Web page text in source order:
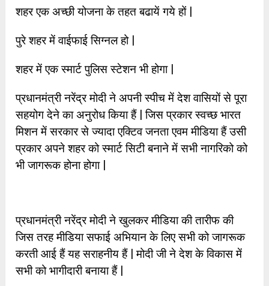
शहर एक अच्छी योजना के तहत बढायें गये हों |
पुरे शहर में वाईफाई सिग्नल हो |
शहर में एक स्मार्ट पुलिस स्टेशन भी होगा |
प्रधानमंत्री नरेंद्र मोदी ने अपनी स्पीच में देश वासियों से पूरा
सहयोग देने का अनुरोध किया हैं | जिस प्रकार स्वच्छ भारत
मिशन में सरकार से ज्यादा एक्टिव जनता एवम मीडिया हैं उसी
प्रकार अपने शहर को स्मार्ट सिटी बनाने में सभी नागरिको को
भी जागरूक होना होगा |
प्रधानमंत्री नरेंद्र मोदी ने खुलकर मीडिया की तारीफ की
जिस तरह मीडिया सफाई अभियान के लिए सभी को जागरूक
करती आई हैं यह सराहनीय हैं | मोदी जी ने देश के विकास में
सभी को भागीदारी बनाया हैं |